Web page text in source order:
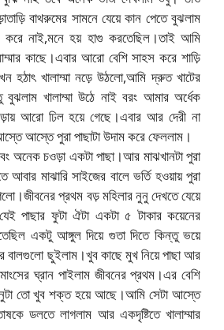
বাথরুমের সামনে যেয়ে কান পেতে বুঝলাম
নাই,মনে হয় হাগু করতেছিল।তাই আমি
কাছে।এবার আরো বেশি সাহস করে শাড়ি
হঠাৎ খালাম্মা নড়ে উঠলো,আমি দ্রুত খাটের
খালাম্মা উঠে নাই বরং আমার অর্ধেক
আরো ঢিল হয়ে গেছে।এবার আর দেরী না
আস্তে পুরা পাছাটা উদাম করে ফেললাম।
অনেক চওড়া একটা পাছা।আর মাঝখানটা পুরা
আবার মাঝারি সাইজের বালে ভর্তি হওয়ায় পুরা
প্রথম বড় মহিলার নুনু দেখতে যেয়ে
যেই পাছার ফুটা ঐটা একটা ৫ টাকার কয়েনের
একটু আঙ্গুল দিয়ে গুতা দিতে কিন্তু ভয়ে
বালগুলো ছুইলাম।খুব কাছে মুখ নিয়ে পাছা আর
ঘ্রান পাইলাম জীবনের প্রথম।এর বেশি
তো খুব শক্ত হয়ে আছে।আমি সেটা আস্তে
ডলতে লাগলাম আর একদৃষ্টিতে খালাম্মার